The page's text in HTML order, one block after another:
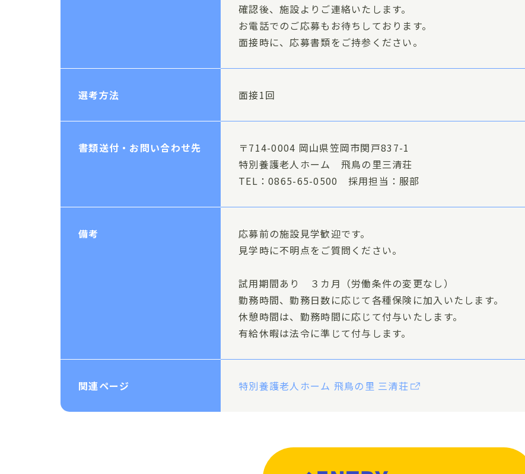
確認後、施設よりご連絡いたします。
お電話でのご応募もお待ちしております。
面接時に、応募書類をご持参ください。
選考方法 面接1回
書類送付・お問い合わせ先
〒714-0004 岡山県笠岡市関戸837-1
特別養護老人ホーム 飛鳥の里三清荘
TEL：0865-65-0500 採用担当：服部
備考
応募前の施設見学歓迎です。
見学時に不明点をご質問ください。
試用期間あり ３カ月（労働条件の変更なし）
勤務時間、勤務日数に応じて各種保険に加入いたします。
休憩時間は、勤務時間に応じて付与いたします。
有給休暇は法令に準じて付与します。
関連ページ 特別養護老人ホーム 飛鳥の里 三清荘